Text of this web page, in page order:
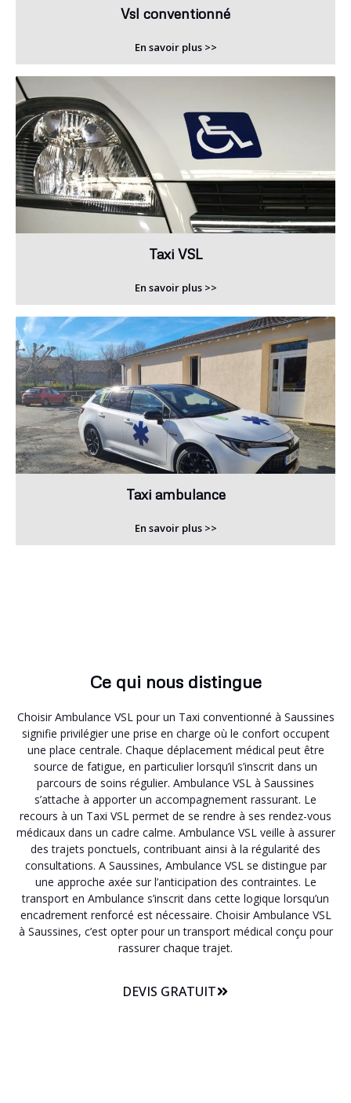
Vsl conventionné
En savoir plus >>
Taxi VSL
En savoir plus >>
Taxi ambulance
En savoir plus >>
Ce qui nous distingue
Choisir Ambulance VSL pour un Taxi conventionné à Saussines
signifie privilégier une prise en charge où le confort occupent
une place centrale. Chaque déplacement médical peut être
source de fatigue, en particulier lorsqu’il s’inscrit dans un
parcours de soins régulier. Ambulance VSL à Saussines
s’attache à apporter un accompagnement rassurant. Le
recours à un Taxi VSL permet de se rendre à ses rendez-vous
médicaux dans un cadre calme. Ambulance VSL veille à assurer
des trajets ponctuels, contribuant ainsi à la régularité des
consultations. A Saussines, Ambulance VSL se distingue par
une approche axée sur l’anticipation des contraintes. Le
transport en Ambulance s’inscrit dans cette logique lorsqu’un
encadrement renforcé est nécessaire. Choisir Ambulance VSL
à Saussines, c’est opter pour un transport médical conçu pour
rassurer chaque trajet.
DEVIS GRATUIT